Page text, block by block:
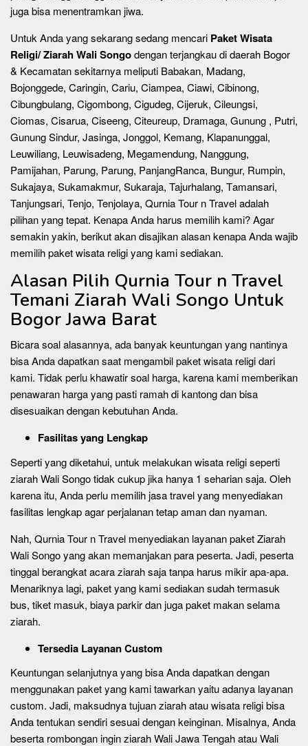
juga bisa menentramkan jiwa.
Untuk Anda yang sekarang sedang mencari Paket Wisata
Religi/ Ziarah Wali Songodengan terjangkau di daerah Bogor
& Kecamatan sekitarnya meliputi Babakan, Madang,
Bojonggede, Caringin, Cariu, Ciampea, Ciawi, Cibinong,
Cibungbulang, Cigombong, Cigudeg, Cijeruk, Cileungsi,
Ciomas, Cisarua, Ciseeng, Citeureup, Dramaga, Gunung , Putri,
Gunung Sindur, Jasinga, Jonggol, Kemang, Klapanunggal,
Leuwiliang, Leuwisadeng, Megamendung, Nanggung,
Pamijahan, Parung, Parung, PanjangRanca, Bungur, Rumpin,
Sukajaya, Sukamakmur, Sukaraja, Tajurhalang, Tamansari,
Tanjungsari, Tenjo, Tenjolaya, Qurnia Tour n Travel adalah
pilihan yang tepat. Kenapa Anda harus memilih kami? Agar
semakin yakin, berikut akan disajikan alasan kenapa Anda wajib
memilih paket wisata religi yang kami sediakan.
Alasan Pilih Qurnia Tour n Travel
Temani Ziarah Wali Songo Untuk
Bogor Jawa Barat
Bicara soal alasannya, ada banyak keuntungan yang nantinya
bisa Anda dapatkan saat mengambil paket wisata religi dari
kami. Tidak perlu khawatir soal harga, karena kami memberikan
penawaran harga yang pasti ramah di kantong dan bisa
disesuaikan dengan kebutuhan Anda.
Fasilitas yang Lengkap
Seperti yang diketahui, untuk melakukan wisata religi seperti
ziarah Wali Songo tidak cukup jika hanya 1 seharian saja. Oleh
karena itu, Anda perlu memilih jasa travel yang menyediakan
fasilitas lengkap agar perjalanan tetap aman dan nyaman.
Nah, Qurnia Tour n Travel menyediakan layanan paket Ziarah
Wali Songo yang akan memanjakan para peserta. Jadi, peserta
tinggal berangkat acara ziarah saja tanpa harus mikir apa-apa.
Menariknya lagi, paket yang kami sediakan sudah termasuk
bus, tiket masuk, biaya parkir dan juga paket makan selama
ziarah.
Tersedia Layanan Custom
Keuntungan selanjutnya yang bisa Anda dapatkan dengan
menggunakan paket yang kami tawarkan yaitu adanya layanan
custom. Jadi, maksudnya tujuan ziarah atau wisata religi bisa
Anda tentukan sendiri sesuai dengan keinginan. Misalnya, Anda
beserta rombongan ingin ziarah Wali Jawa Tengah atau Wali